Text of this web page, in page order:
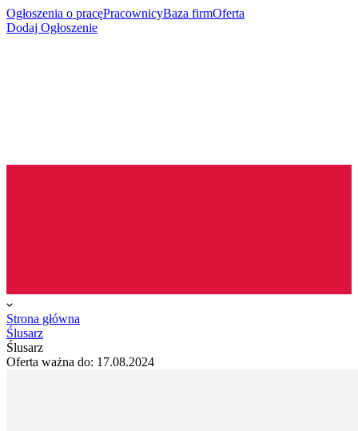
Ogłoszenia o pracęPracownicyBaza firmOferta
Dodaj Ogłoszenie
Strona główna
Ślusarz
Ślusarz
Oferta ważna do: 17.08.2024